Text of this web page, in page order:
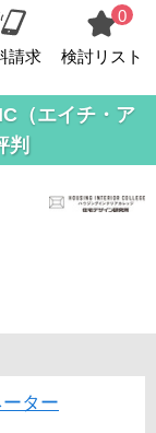
請求
0
検討リスト
（エイチ・ア
判
ター